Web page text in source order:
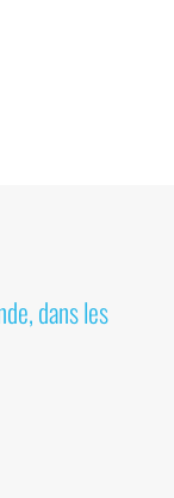
dans les